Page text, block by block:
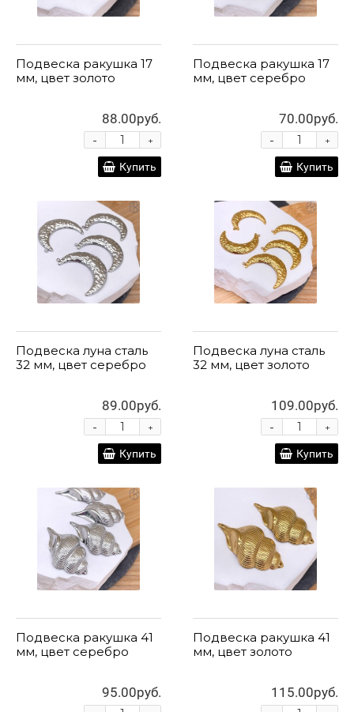
Подвеска ракушка 17
мм, цвет золото
88.00руб.
+
-
Купить
Подвеска ракушка 17
мм, цвет серебро
70.00руб.
+
-
Купить
Подвеска луна сталь
32 мм, цвет серебро
89.00руб.
+
-
Купить
Подвеска луна сталь
32 мм, цвет золото
109.00руб.
+
-
Купить
Подвеска ракушка 41
мм, цвет серебро
95.00руб.
Подвеска ракушка 41
мм, цвет золото
115.00руб.